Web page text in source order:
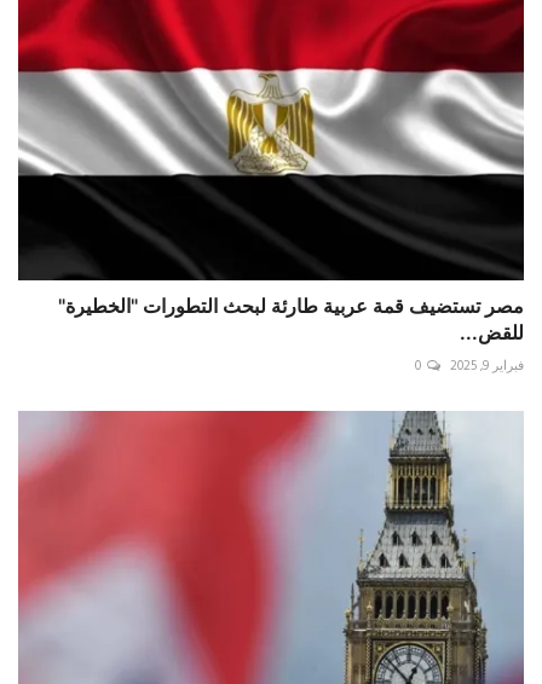
مصر تستضيف قمة عربية طارئة لبحث التطورات "الخطيرة"
للقض...
فبراير 9, 2025 0